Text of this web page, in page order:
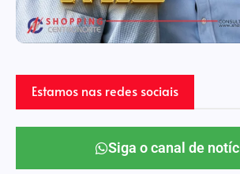
Estamos nas redes sociais
Siga o canal de